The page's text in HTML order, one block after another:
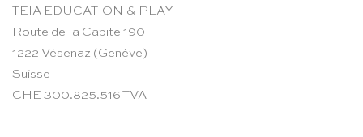
TEIA EDUCATION & PLAY
Route de la Capite 190
1222 Vésenaz (Genève)
Suisse
CHE-300.825.516 TVA